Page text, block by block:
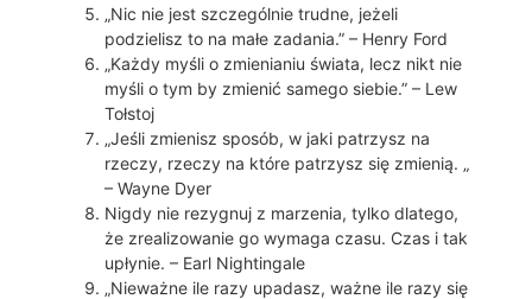
„Nic nie jest szczególnie trudne, jeżeli
podzielisz to na małe zadania.” – Henry Ford
„Każdy myśli o zmienianiu świata, lecz nikt nie
myśli o tym by zmienić samego siebie.” – Lew
Tołstoj
„Jeśli zmienisz sposób, w jaki patrzysz na
rzeczy, rzeczy na które patrzysz się zmienią. „
– Wayne Dyer
Nigdy nie rezygnuj z marzenia, tylko dlatego,
że zrealizowanie go wymaga czasu. Czas i tak
upłynie. – Earl Nightingale
„Nieważne ile razy upadasz, ważne ile razy się